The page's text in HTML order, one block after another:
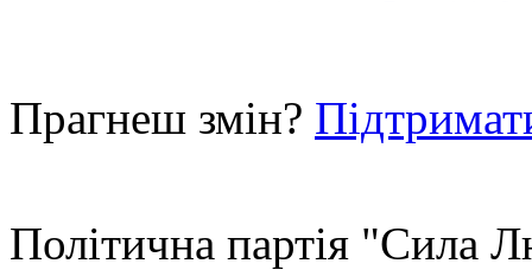
Прагнеш змін?
Політична партія "Сила